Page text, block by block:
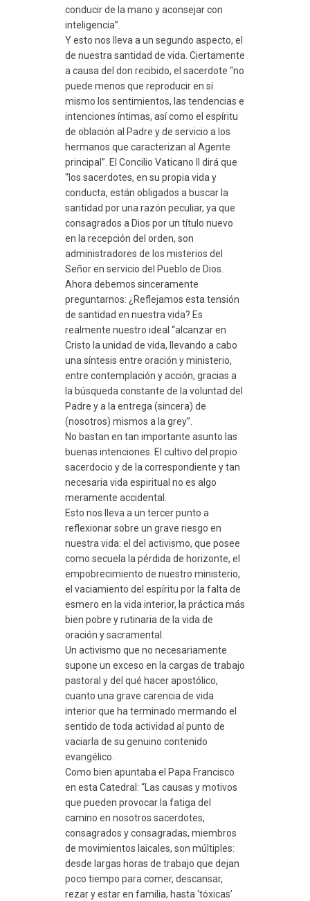
conducir de la mano y aconsejar con
inteligencia”.
Y esto nos lleva a un segundo aspecto, el
de nuestra santidad de vida. Ciertamente
a causa del don recibido, el sacerdote “no
puede menos que reproducir en sí
mismo los sentimientos, las tendencias e
intenciones íntimas, así como el espíritu
de oblación al Padre y de servicio a los
hermanos que caracterizan al Agente
principal”. El Concilio Vaticano II dirá que
“los sacerdotes, en su propia vida y
conducta, están obligados a buscar la
santidad por una razón peculiar, ya que
consagrados a Dios por un título nuevo
en la recepción del orden, son
administradores de los misterios del
Señor en servicio del Pueblo de Dios.
Ahora debemos sinceramente
preguntarnos: ¿Reflejamos esta tensión
de santidad en nuestra vida? Es
realmente nuestro ideal “alcanzar en
Cristo la unidad de vida, llevando a cabo
una síntesis entre oración y ministerio,
entre contemplación y acción, gracias a
la búsqueda constante de la voluntad del
Padre y a la entrega (sincera) de
(nosotros) mismos a la grey”.
No bastan en tan importante asunto las
buenas intenciones. El cultivo del propio
sacerdocio y de la correspondiente y tan
necesaria vida espiritual no es algo
meramente accidental.
Esto nos lleva a un tercer punto a
reflexionar sobre un grave riesgo en
nuestra vida: el del activismo, que posee
como secuela la pérdida de horizonte, el
empobrecimiento de nuestro ministerio,
el vaciamiento del espíritu por la falta de
esmero en la vida interior, la práctica más
bien pobre y rutinaria de la vida de
oración y sacramental.
Un activismo que no necesariamente
supone un exceso en la cargas de trabajo
pastoral y del qué hacer apostólico,
cuanto una grave carencia de vida
interior que ha terminado mermando el
sentido de toda actividad al punto de
vaciarla de su genuino contenido
evangélico.
Como bien apuntaba el Papa Francisco
en esta Catedral: “Las causas y motivos
que pueden provocar la fatiga del
camino en nosotros sacerdotes,
consagrados y consagradas, miembros
de movimientos laicales, son múltiples:
desde largas horas de trabajo que dejan
poco tiempo para comer, descansar,
rezar y estar en familia, hasta ‘tóxicas’